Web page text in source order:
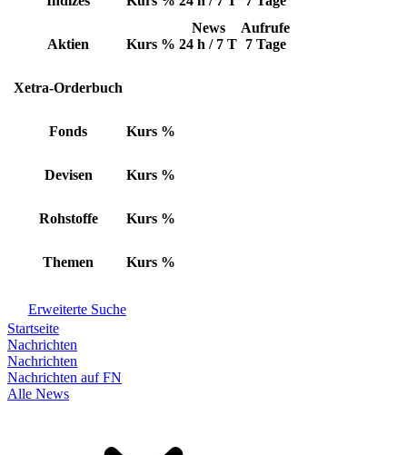
Aktien Kurs %
News
24 h / 7 T
Aufrufe
7 Tage
Xetra-Orderbuch
Fonds Kurs %
Devisen Kurs %
Rohstoffe Kurs %
Themen Kurs %
Erweiterte Suche
Startseite
Nachrichten
Nachrichten
Nachrichten auf FN
Alle News